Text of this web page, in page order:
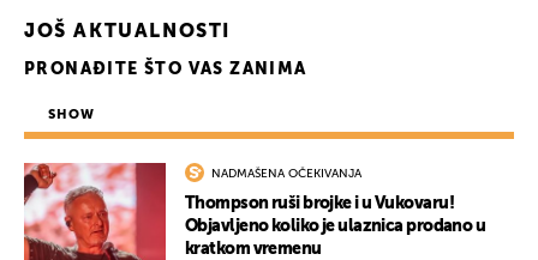
JOŠ AKTUALNOSTI
PRONAĐITE ŠTO VAS ZANIMA
SHOW
NADMAŠENA OČEKIVANJA
Thompson ruši brojke i u Vukovaru!
Objavljeno koliko je ulaznica prodano u
kratkom vremenu